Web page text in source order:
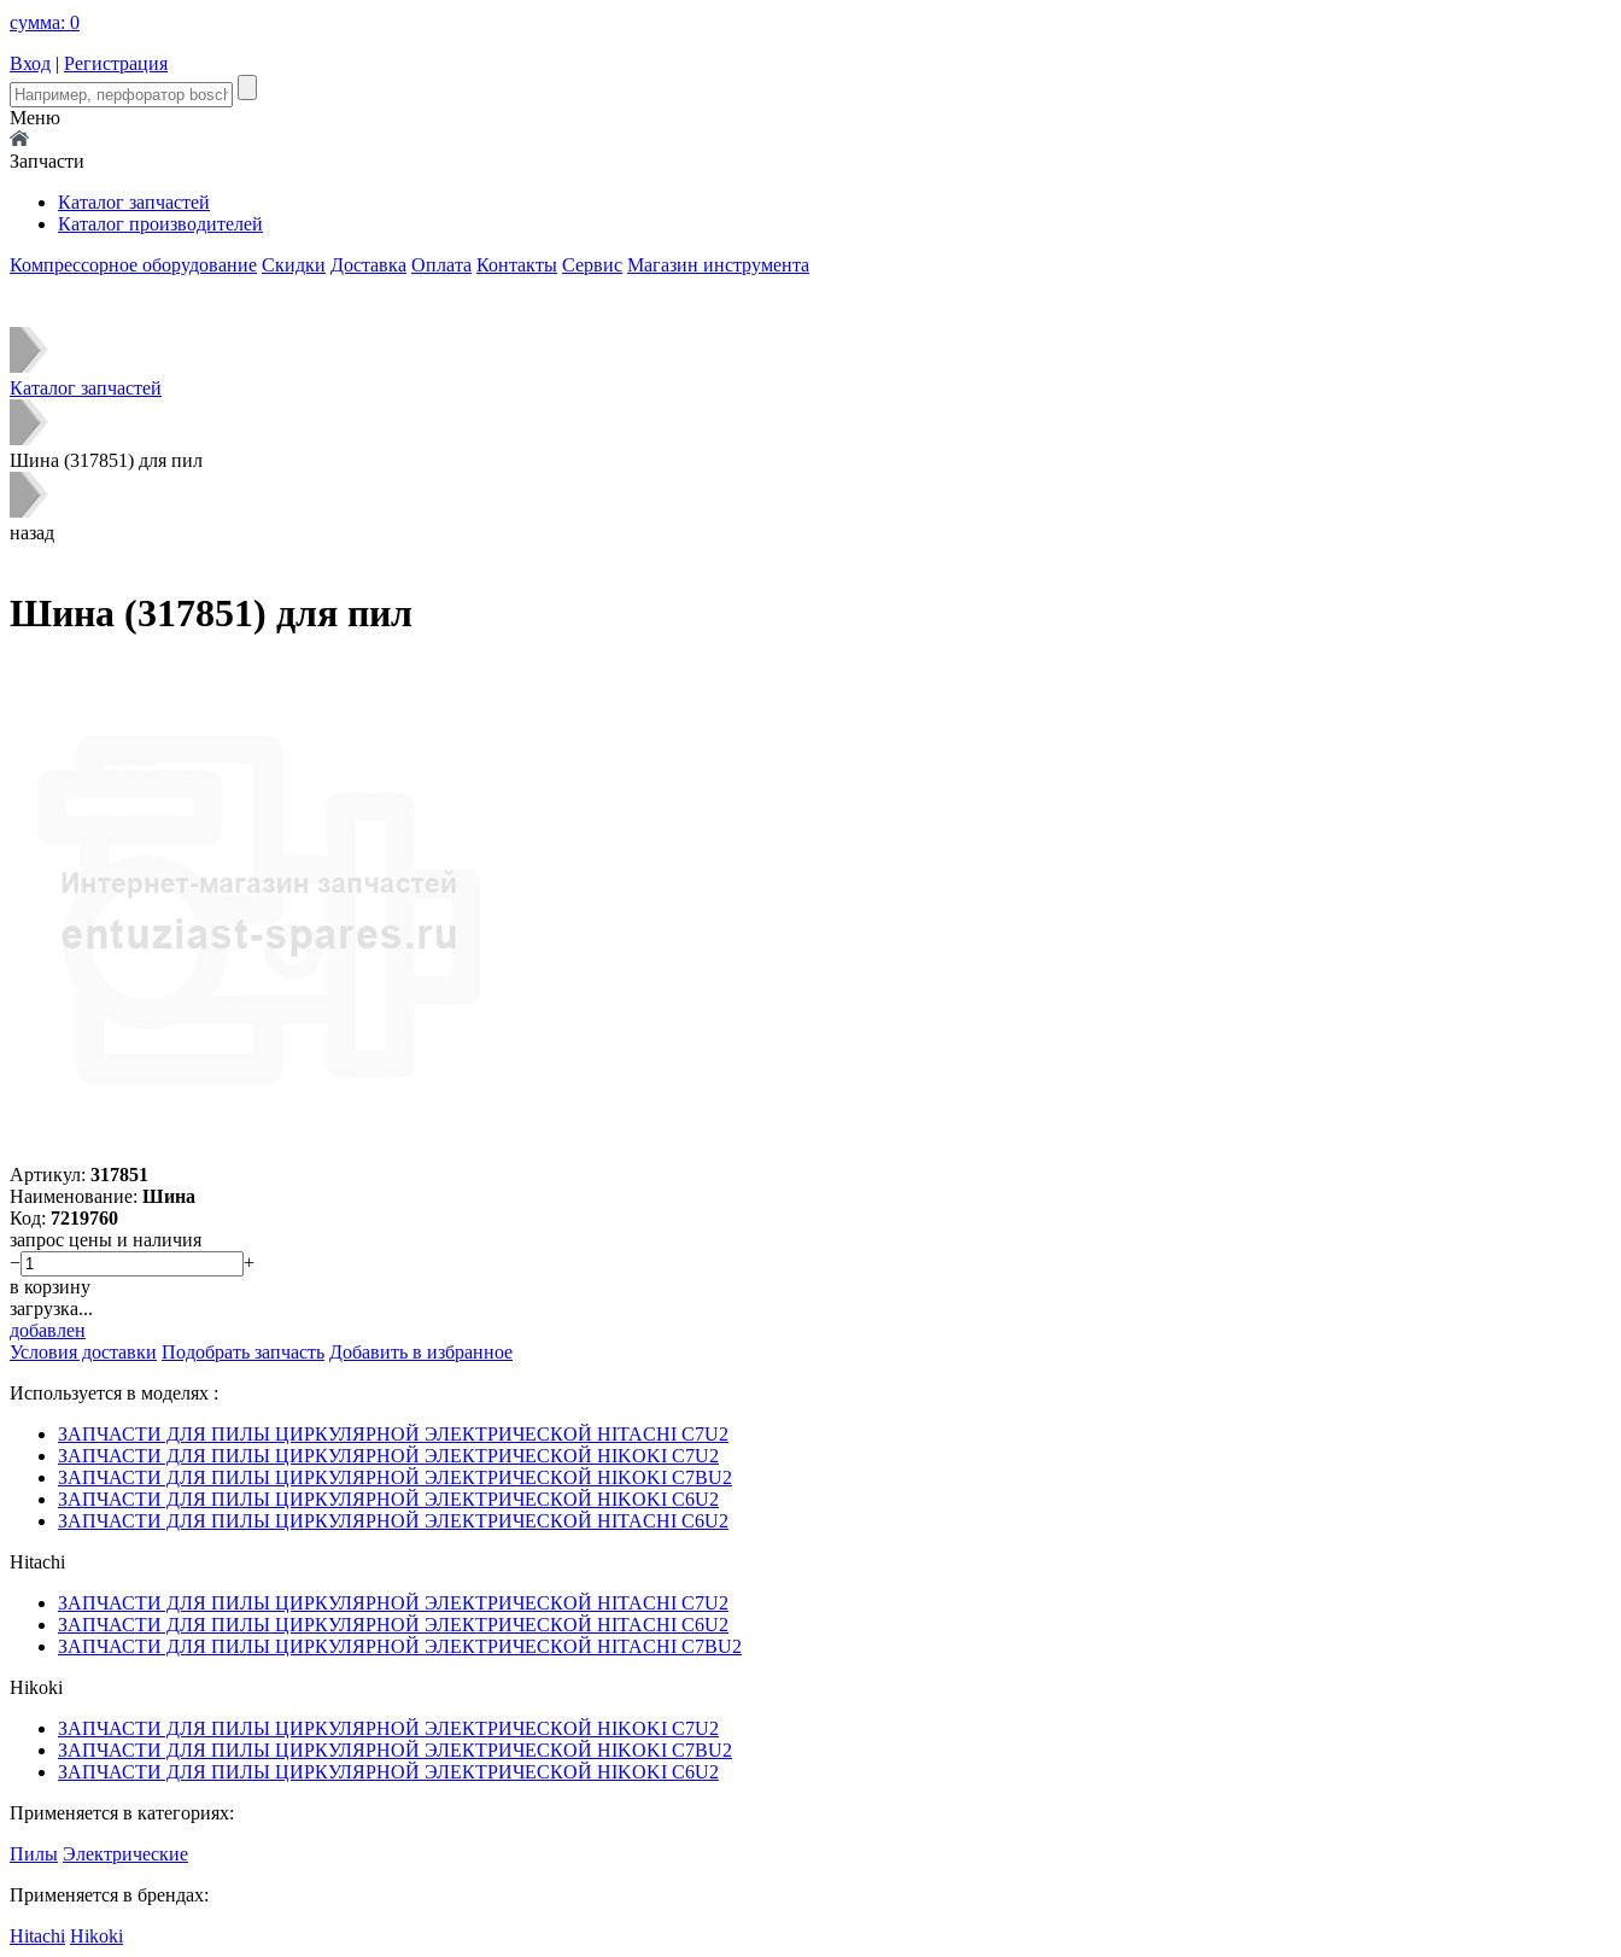
сумма: 0
Вход | Регистрация
Меню
Запчасти
Каталог запчастей
Каталог производителей
Компрессорное оборудование Скидки Доставка Оплата Контакты Сервис Магазин инструмента
Каталог запчастей
Шина (317851) для пил
назад
Шина (317851) для пил
Артикул: 317851
Наименование: Шина
Код: 7219760
запрос цены и наличия
−
+
в корзину
загрузка...
добавлен
Условия доставки Подобрать запчасть Добавить в избранное
Используется в моделях :
ЗАПЧАСТИ ДЛЯ ПИЛЫ ЦИРКУЛЯРНОЙ ЭЛЕКТРИЧЕСКОЙ HITACHI C7U2
ЗАПЧАСТИ ДЛЯ ПИЛЫ ЦИРКУЛЯРНОЙ ЭЛЕКТРИЧЕСКОЙ HIKOKI C7U2
ЗАПЧАСТИ ДЛЯ ПИЛЫ ЦИРКУЛЯРНОЙ ЭЛЕКТРИЧЕСКОЙ HIKOKI C7BU2
ЗАПЧАСТИ ДЛЯ ПИЛЫ ЦИРКУЛЯРНОЙ ЭЛЕКТРИЧЕСКОЙ HIKOKI C6U2
ЗАПЧАСТИ ДЛЯ ПИЛЫ ЦИРКУЛЯРНОЙ ЭЛЕКТРИЧЕСКОЙ HITACHI C6U2
Hitachi
ЗАПЧАСТИ ДЛЯ ПИЛЫ ЦИРКУЛЯРНОЙ ЭЛЕКТРИЧЕСКОЙ HITACHI C7U2
ЗАПЧАСТИ ДЛЯ ПИЛЫ ЦИРКУЛЯРНОЙ ЭЛЕКТРИЧЕСКОЙ HITACHI C6U2
ЗАПЧАСТИ ДЛЯ ПИЛЫ ЦИРКУЛЯРНОЙ ЭЛЕКТРИЧЕСКОЙ HITACHI C7BU2
Hikoki
ЗАПЧАСТИ ДЛЯ ПИЛЫ ЦИРКУЛЯРНОЙ ЭЛЕКТРИЧЕСКОЙ HIKOKI C7U2
ЗАПЧАСТИ ДЛЯ ПИЛЫ ЦИРКУЛЯРНОЙ ЭЛЕКТРИЧЕСКОЙ HIKOKI C7BU2
ЗАПЧАСТИ ДЛЯ ПИЛЫ ЦИРКУЛЯРНОЙ ЭЛЕКТРИЧЕСКОЙ HIKOKI C6U2
Применяется в категориях:
Пилы Электрические
Применяется в брендах:
Hitachi Hikoki